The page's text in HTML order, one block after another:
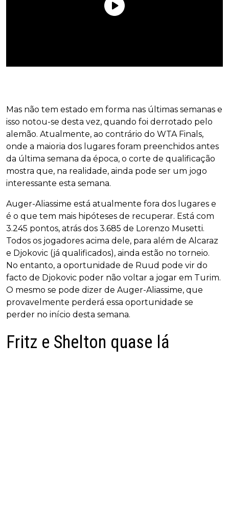
Mas não tem estado em forma nas últimas semanas e
isso notou-se desta vez, quando foi derrotado pelo
alemão. Atualmente, ao contrário do WTA Finals,
onde a maioria dos lugares foram preenchidos antes
da última semana da época, o corte de qualificação
mostra que, na realidade, ainda pode ser um jogo
interessante esta semana.
Auger-Aliassime está atualmente fora dos lugares e
é o que tem mais hipóteses de recuperar. Está com
3.245 pontos, atrás dos 3.685 de Lorenzo Musetti.
Todos os jogadores acima dele, para além de Alcaraz
e Djokovic (já qualificados), ainda estão no torneio.
No entanto, a oportunidade de Ruud pode vir do
facto de Djokovic poder não voltar a jogar em Turim.
O mesmo se pode dizer de Auger-Aliassime, que
provavelmente perderá essa oportunidade se
perder no início desta semana.
Fritz e Shelton quase lá